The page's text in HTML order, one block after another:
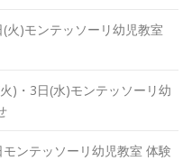
火)モンテッソーリ幼児教室
)・3日(水)モンテッソーリ幼
ンテッソーリ幼児教室 体験